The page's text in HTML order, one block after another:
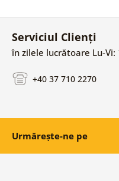
Serviciul Clienți
în zilele lucrătoare Lu-Vi:
+40 37 710 2270
Urmărește-ne pe